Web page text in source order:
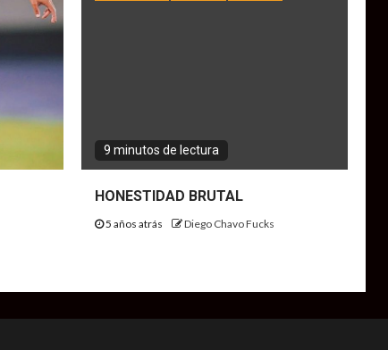
9 minutos de lectura
HONESTIDAD BRUTAL
5 años atrás Diego Chavo Fucks